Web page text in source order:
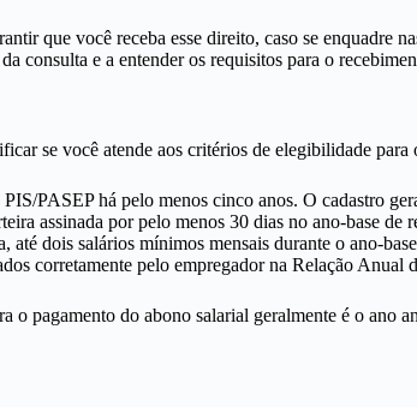
que você receba esse direito, caso se enquadre
consulta e a entender os requisitos para o
se você atende aos critérios de elegibilidade
PIS/PASEP há pelo menos cinco anos. O cadastro
assinada por pelo menos 30 dias no ano-base de
até dois salários mínimos mensais durante o ano-
corretamente pelo empregador na Relação
o pagamento do abono salarial geralmente é o